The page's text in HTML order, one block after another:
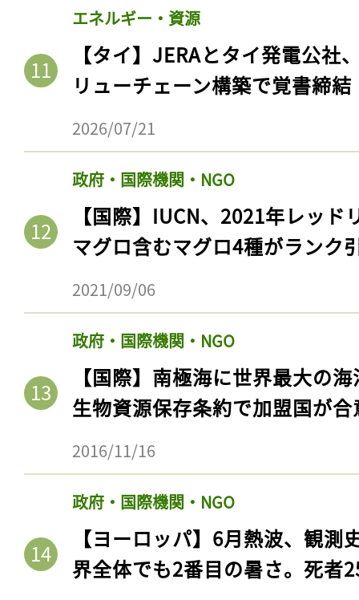
エネルギー・資源
【タイ】JERAとタイ発電公社
リューチェーン構築で覚書締結
2026/07/21
政府・国際機関・NGO
【国際】IUCN、2021年レッ
マグロ含むマグロ4種がランク
2021/09/06
政府・国際機関・NGO
【国際】南極海に世界最大の
生物資源保存条約で加盟国が合
2016/11/16
政府・国際機関・NGO
【ヨーロッパ】6月熱波、観
界全体でも2番目の暑さ。死者